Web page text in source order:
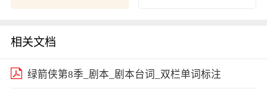
相关文档
绿箭侠第8季_剧本_剧本台词_双栏单词标注